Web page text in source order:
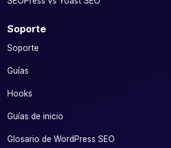
Soporte
Soporte
Guías
Hooks
Guías de inicio
Glosario de WordPress SEO